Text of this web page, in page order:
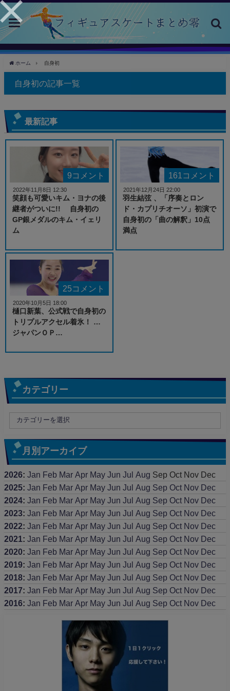
toggle
navigation
ホーム 自身初
自身初の記事一覧
最新記事
9コメント
笑顔も可愛いキム・ヨナの後
継者がついに!! 自身初の
GP銀メダルのキム・イェリ
ム
2022年11月8日 12:30
161コメント
羽生結弦 、「序奏とロン
ド・カプリチオーソ」初演で
自身初の「曲の解釈」10点
満点
2021年12月24日 22:00
25コメント
樋口新葉、公式戦で自身初の
トリプルアクセル着氷！ …
ジャパンＯＰ…
2020年10月5日 18:00
カテゴリー
月別アーカイブ
2026: Jan Feb Mar Apr May Jun Jul Aug Sep Oct Nov Dec
2025: Jan Feb Mar Apr May Jun Jul Aug Sep Oct Nov Dec
2024: Jan Feb Mar Apr May Jun Jul Aug Sep Oct Nov Dec
2023: Jan Feb Mar Apr May Jun Jul Aug Sep Oct Nov Dec
2022: Jan Feb Mar Apr May Jun Jul Aug Sep Oct Nov Dec
2021 : Jan Feb Mar Apr May Jun Jul Aug Sep Oct Nov Dec
2020: Jan Feb Mar Apr May Jun Jul Aug Sep Oct Nov Dec
2019: Jan Feb Mar Apr May Jun Jul Aug Sep Oct Nov Dec
2018: Jan Feb Mar Apr May Jun Jul Aug Sep Oct Nov Dec
2017: Jan Feb Mar Apr May Jun Jul Aug Sep Oct Nov Dec
2016: Jan Feb Mar Apr May Jun Jul Aug Sep Oct Nov Dec